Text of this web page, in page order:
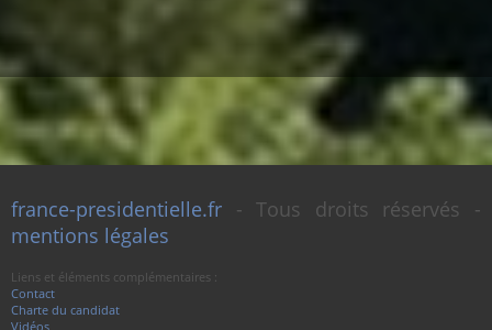
france-presidentielle.fr - Tous droits réservés -
mentions légales
Liens et éléments complémentaires :
Contact
Charte du candidat
Vidéos